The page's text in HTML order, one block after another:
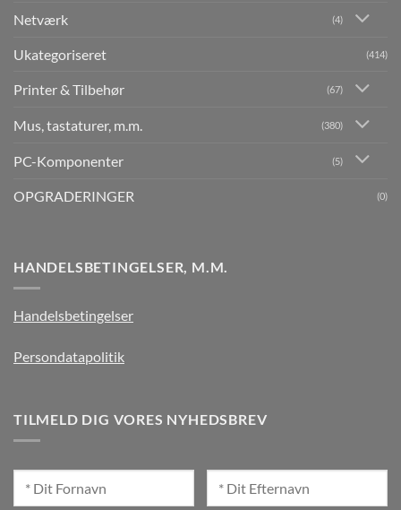
Netværk (4)
Ukategoriseret (414)
Printer & Tilbehør (67)
Mus, tastaturer, m.m. (380)
PC-Komponenter (5)
OPGRADERINGER (0)
HANDELSBETINGELSER, M.M.
Handelsbetingelser
Persondatapolitik
TILMELD DIG VORES NYHEDSBREV